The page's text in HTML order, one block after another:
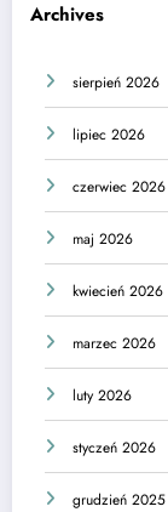
Archives
sierpień 2026
lipiec 2026
czerwiec 2026
maj 2026
kwiecień 2026
marzec 2026
luty 2026
styczeń 2026
grudzień 2025